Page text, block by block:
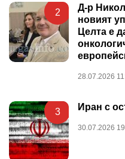
2
Д-р
новият
Целта е
28.07.2026
3 Иран с
30.07.2026